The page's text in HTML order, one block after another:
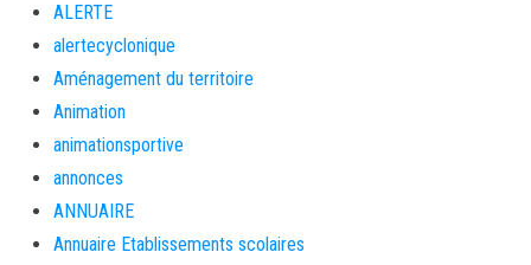
ALERTE
alertecyclonique
Aménagement du territoire
Animation
animationsportive
annonces
ANNUAIRE
Annuaire Etablissements scolaires